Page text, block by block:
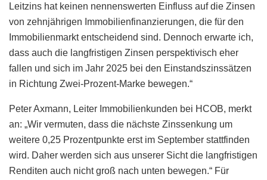
Leitzins hat keinen nennenswerten Einfluss auf die Zinsen
von zehnjährigen Immobilienfinanzierungen, die für den
Immobilienmarkt entscheidend sind. Dennoch erwarte ich,
dass auch die langfristigen Zinsen perspektivisch eher
fallen und sich im Jahr 2025 bei den Einstandszinssätzen
in Richtung Zwei-Prozent-Marke bewegen.“
Peter Axmann, Leiter Immobilienkunden bei HCOB, merkt
an: „Wir vermuten, dass die nächste Zinssenkung um
weitere 0,25 Prozentpunkte erst im September stattfinden
wird. Daher werden sich aus unserer Sicht die langfristigen
Renditen auch nicht groß nach unten bewegen.“ Für